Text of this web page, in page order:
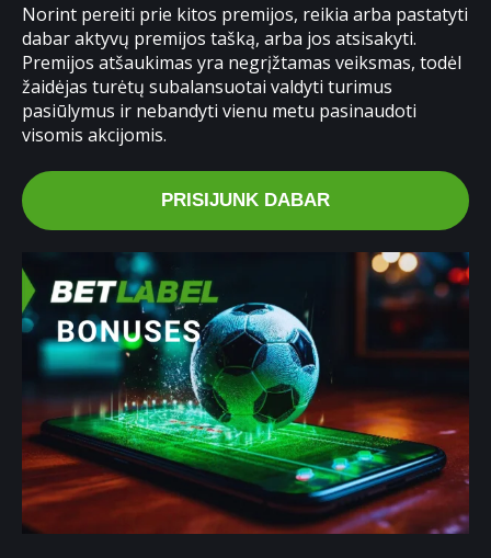
Norint pereiti prie kitos premijos, reikia arba pastatyti
dabar aktyvų premijos tašką, arba jos atsisakyti.
Premijos atšaukimas yra negrįžtamas veiksmas, todėl
žaidėjas turėtų subalansuotai valdyti turimus
pasiūlymus ir nebandyti vienu metu pasinaudoti
visomis akcijomis.
PRISIJUNK DABAR